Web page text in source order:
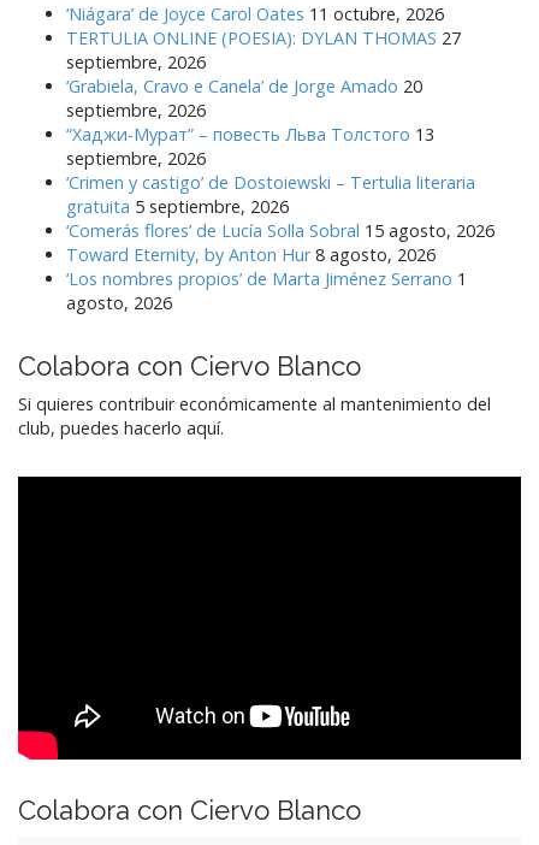
‘Niágara’ de Joyce Carol Oates 11 octubre, 2026
TERTULIA ONLINE (POESIA): DYLAN THOMAS 27
septiembre, 2026
‘Grabiela, Cravo e Canela’ de Jorge Amado 20
septiembre, 2026
“Хаджи-Мурат” – повесть Льва Толстого 13
septiembre, 2026
‘Crimen y castigo’ de Dostoiewski – Tertulia literaria
gratuita 5 septiembre, 2026
‘Comerás flores’ de Lucía Solla Sobral 15 agosto, 2026
Toward Eternity, by Anton Hur 8 agosto, 2026
‘Los nombres propios’ de Marta Jiménez Serrano 1
agosto, 2026
Colabora con Ciervo Blanco
Si quieres contribuir económicamente al mantenimiento del
club, puedes hacerlo aquí.
Colabora con Ciervo Blanco